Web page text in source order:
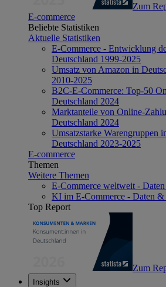
Zum
E-commerce
Beliebte Statistiken
Aktuelle Statistiken
E-Commerce - Entwicklung
Deutschland 1999-2025
Umsatz von Amazon in
2010-2025
B2C-E-Commerce: Top-50
Deutschland 2024
Marktanteile von Online-
Deutschland 2024
Umsatzstarke Warengruppen
Deutschland 2023-2025
E-commerce
Themen
Weitere Themen
E-Commerce weltweit -
KI im E-Commerce - Daten &
Top Report
Zum
Insights